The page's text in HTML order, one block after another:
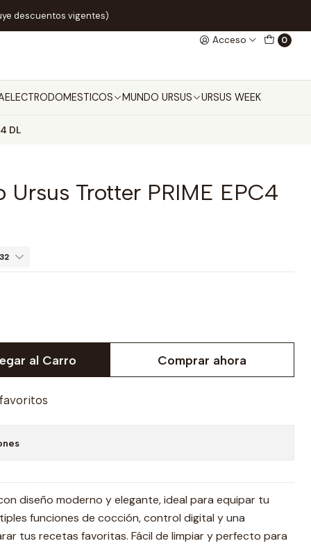
Acceso 0
ELECTRODOMESTICOS MUNDO URSUS URSUS WEEK
descuentos vigentes)
DL
Ursus Trotter PRIME EPC4
al Carro Comprar ahora
diseño moderno y elegante, ideal para equipar tu
funciones de cocción, control digital y una
tus recetas favoritas. Fácil de limpiar y perfecto para